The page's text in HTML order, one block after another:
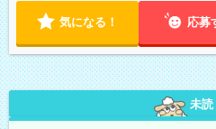
気になる！ 応募
未読